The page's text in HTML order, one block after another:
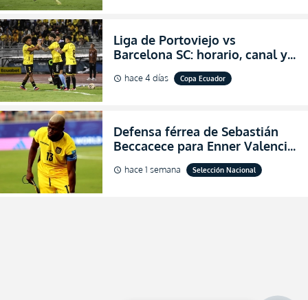
Liga de Portoviejo vs
Barcelona SC: horario, canal y
dónde ver EN VIVO los octavos
de final de la Copa Ecuador
schedule hace 4 días Copa Ecuador
Defensa férrea de Sebastián
Beccacece para Enner Valencia
al indicar que era el hombre
indicado para Ecuador
schedule hace 1 semana Selección Nacional